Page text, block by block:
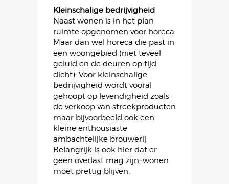
Kleinschalige bedrijvigheid
Naast wonen is in het plan
ruimte opgenomen voor horeca.
Maar dan wel horeca die past in
een woongebied (niet teveel
geluid en de deuren op tijd
dicht). Voor kleinschalige
bedrijvigheid wordt vooral
gehoopt op levendigheid zoals
de verkoop van streekproducten
maar bijvoorbeeld ook een
kleine enthousiaste
ambachtelijke brouwerij.
Belangrijk is ook hier dat er
geen overlast mag zijn; wonen
moet prettig blijven.